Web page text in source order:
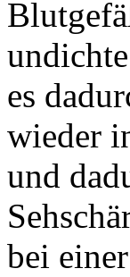
es
wieder
und
bei